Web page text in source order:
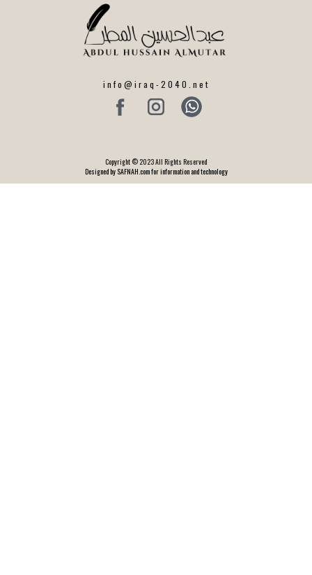
info@iraq-2040.net
Copyright © 2023 All Rights Reserved
Designed by SAFNAH.com for information and technology